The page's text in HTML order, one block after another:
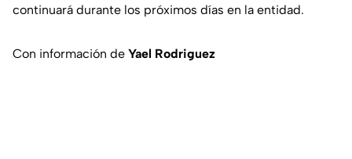
continuará durante los próximos días en la entidad.
Con información de Yael Rodriguez